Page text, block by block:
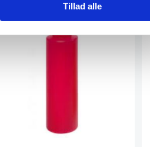
Tillad alle